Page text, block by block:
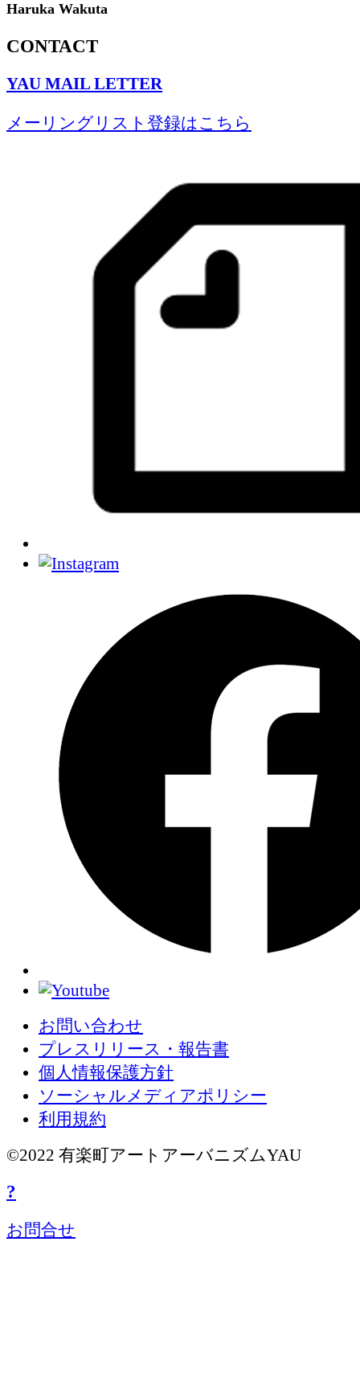
Haruka Wakuta
CONTACT
YAU MAIL LETTER
メーリングリスト登録はこちら
お問い合わせ
プレスリリース・報告書
個人情報保護方針
ソーシャルメディアポリシー
利用規約
©2022 有楽町アートアーバニズムYAU
?
お問合せ